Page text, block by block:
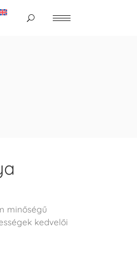
minőségű
kedvelői